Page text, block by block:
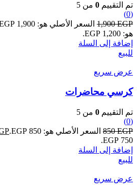
تم التقييم 0 من 5
(0)
1,900EGP السعر الأصلي هو: 1,900 EGP.
هو: 1,200 EGP.
إضافة إلى السلة
للبيع
عرض سريع
كرسي محاضرات
تم التقييم 0 من 5
(0)
850EGP السعر الأصلي هو: 850 EGP.
750 EGP.
إضافة إلى السلة
للبيع
عرض سريع